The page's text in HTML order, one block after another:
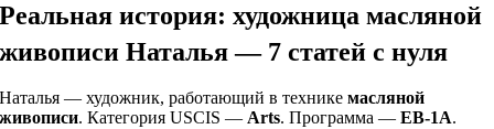
Реальная история: художница масляной
живописи Наталья — 7 статей с нуля
Наталья — художник, работающий в техникемасляной
живописи. Категория USCIS — Arts. Программа —EB-1A.